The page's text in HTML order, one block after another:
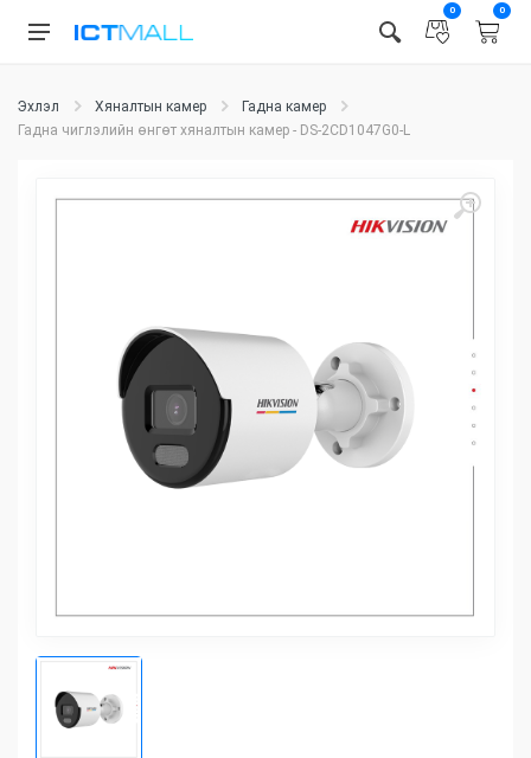
0 0
Эхлэл Хяналтын камер
Гадна камер
Гадна чиглэлийн өнгөт хяналтын камер - DS-2CD1047G0-L